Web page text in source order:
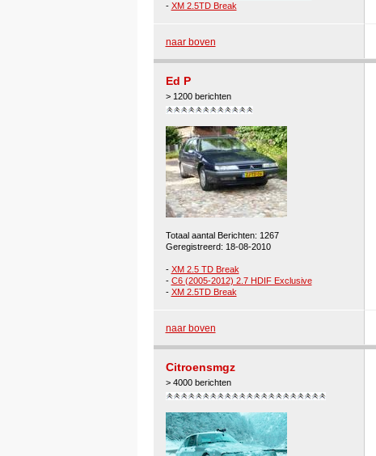
- XM 2.5TD Break
naar boven
Ed P
> 1200 berichten
Totaal aantal Berichten: 1267
Geregistreerd: 18-08-2010
- XM 2.5 TD Break
- C6 (2005-2012) 2.7 HDIF Exclusive
- XM 2.5TD Break
naar boven
Citroensmgz
> 4000 berichten